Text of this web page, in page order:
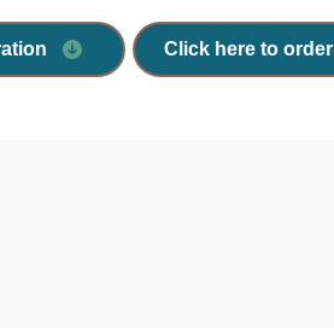
Click here to order